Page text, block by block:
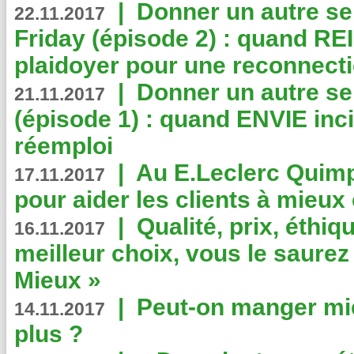
22.11.2017 | Donner un autre
Friday (épisode 2) : quand
plaidoyer pour une
21.11.2017 | Donner un autre
(épisode 1) : quand ENVIE
réemploi
17.11.2017 | Au E.Leclerc
pour aider les clients à
16.11.2017 | Qualité, prix,
meilleur choix, vous le
Mieux »
14.11.2017 | Peut-on manger
plus ?